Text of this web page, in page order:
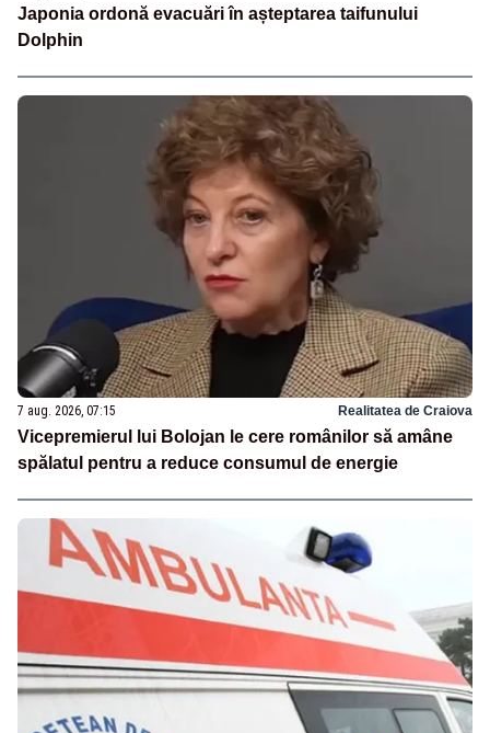
Japonia ordonă evacuări în așteptarea taifunului
Dolphin
7 aug. 2026, 07:15 Realitatea de Craiova
Vicepremierul lui Bolojan le cere românilor să amâne
spălatul pentru a reduce consumul de energie